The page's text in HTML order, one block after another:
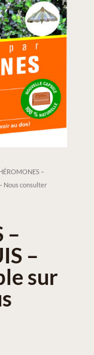
–
Nous consulter
–
–
sur